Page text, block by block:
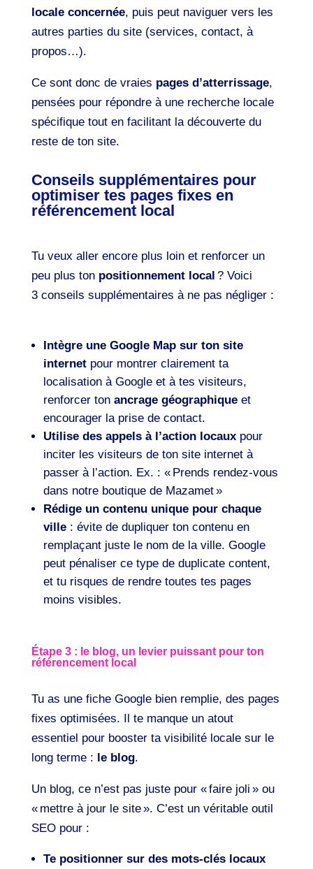
locale concernée, puis peut naviguer vers les
autres parties du site (services, contact, à
propos…).
Ce sont donc de vraies pages d’atterrissage,
pensées pour répondre à une recherche locale
spécifique tout en facilitant la découverte du
reste de ton site.
Conseils supplémentaires pour
optimiser tes pages fixes en
référencement local
Tu veux aller encore plus loin et renforcer un
peu plus ton positionnement local ? Voici
3 conseils supplémentaires à ne pas négliger :
Intègre une Google Map sur ton site
internetpour montrer clairement ta
localisation à Google et à tes visiteurs,
renforcer ton ancrage géographiqueet
encourager la prise de contact.
Utilise des appels à l’action locauxpour
inciter les visiteurs de ton site internet à
passer à l’action. Ex. : « Prends rendez-vous
dans notre boutique de Mazamet »
Rédige un contenu unique pour chaque
ville: évite de dupliquer ton contenu en
remplaçant juste le nom de la ville. Google
peut pénaliser ce type de duplicate content,
et tu risques de rendre toutes tes pages
moins visibles.
Étape 3 : le blog, un levier puissant pour ton
référencement local
Tu as une fiche Google bien remplie, des pages
fixes optimisées. Il te manque un atout
essentiel pour booster ta visibilité locale sur le
long terme : le blog.
Un blog, ce n’est pas juste pour « faire joli » ou
« mettre à jour le site ». C’est un véritable outil
SEO pour :
Te positionner sur des mots-clés locaux